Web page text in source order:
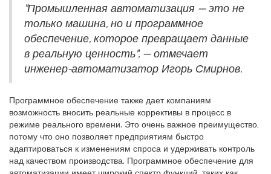
"Промышленная автоматизация — это не
только машина, но и программное
обеспечение, которое превращает данные
в реальную ценность", — отмечает
инженер-автоматизатор Игорь Смирнов.
Программное обеспечение также дает компаниям
возможность вносить реальные коррективы в процесс в
режиме реального времени. Это очень важное преимущество,
потому что оно позволяет предприятиям быстро
адаптироваться к изменениям спроса и удерживать контроль
над качеством производства. Программное обеспечение для